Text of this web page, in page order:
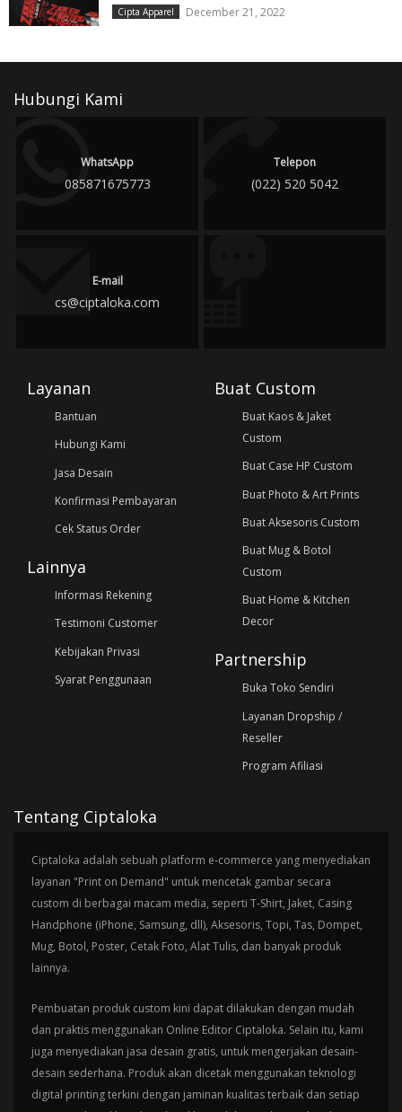
Cipta Apparel December 21, 2022
Hubungi Kami
WhatsApp
085871675773
Telepon
(022) 520 5042
E-mail
cs@ciptaloka.com
Layanan
Bantuan
Hubungi Kami
Jasa Desain
Konfirmasi Pembayaran
Cek Status Order
Lainnya
Informasi Rekening
Testimoni Customer
Kebijakan Privasi
Syarat Penggunaan
Buat Custom
Buat Kaos & Jaket
Custom
Buat Case HP Custom
Buat Photo & Art Prints
Buat Aksesoris Custom
Buat Mug & Botol
Custom
Buat Home & Kitchen
Decor
Partnership
Buka Toko Sendiri
Layanan Dropship /
Reseller
Program Afiliasi
Tentang Ciptaloka
Ciptaloka adalah sebuah platform e-commerce yang menyediakan
layanan "Print on Demand" untuk mencetak gambar secara
custom di berbagai macam media, seperti T-Shirt, Jaket, Casing
Handphone (iPhone, Samsung, dll), Aksesoris, Topi, Tas, Dompet,
Mug, Botol, Poster, Cetak Foto, Alat Tulis, dan banyak produk
lainnya.
Pembuatan produk custom kini dapat dilakukan dengan mudah
dan praktis menggunakan Online Editor Ciptaloka. Selain itu, kami
juga menyediakan jasa desain gratis, untuk mengerjakan desain-
desain sederhana. Produk akan dicetak menggunakan teknologi
digital printing terkini dengan jaminan kualitas terbaik dan setiap